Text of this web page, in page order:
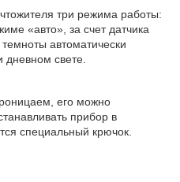
три режима работы:
«авто», за счет датчика
автоматически
дневном свете.
его можно
прибор в
специальный крючок.